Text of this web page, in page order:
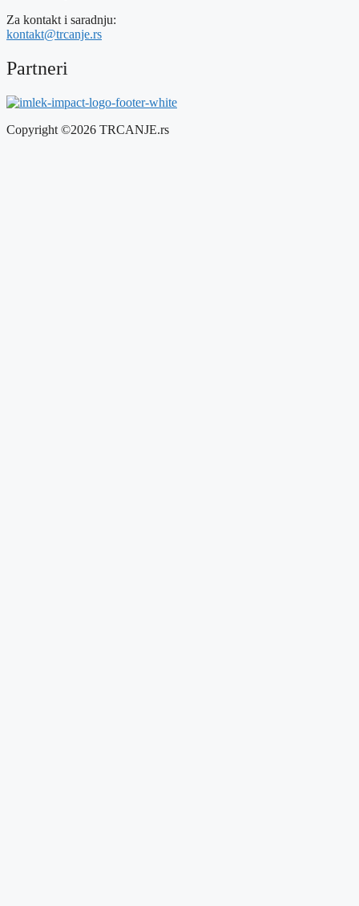
Za kontakt i saradnju:
kontakt@trcanje.rs
Partneri
Copyright ©2026 TRCANJE.rs